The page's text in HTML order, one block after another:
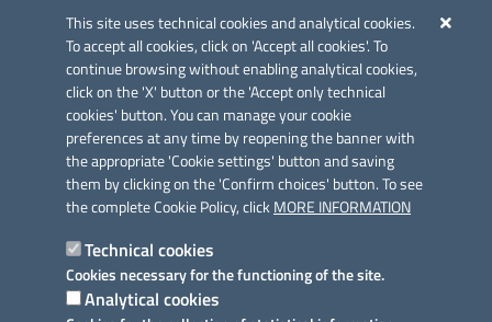
This site uses technical cookies and analytical cookies.
To accept all cookies, click on 'Accept all cookies'. To
continue browsing without enabling analytical cookies,
click on the 'X' button or the 'Accept only technical
cookies' button. You can manage your cookie
preferences at any time by reopening the banner with
the appropriate 'Cookie settings' button and saving
them by clicking on the 'Confirm choices' button. To see
the complete Cookie Policy, clickMORE INFORMATION
Technical cookies
Cookies necessary for the functioning of the site.
Analytical cookies
Azione 2.3.
Link utili
Informativa privacy
Dichiarazione di accessibilità
Note legali